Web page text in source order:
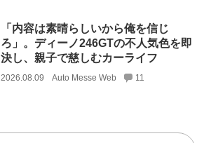
「内容は素晴らしいから俺を信じ
ろ」。ディーノ246GTの不人気色を即
決し、親子で慈しむカーライフ
2026.08.09 Auto Messe Web 11